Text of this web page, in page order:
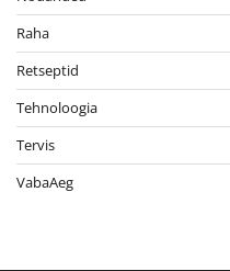
Raha
Retseptid
Tehnoloogia
Tervis
VabaAeg